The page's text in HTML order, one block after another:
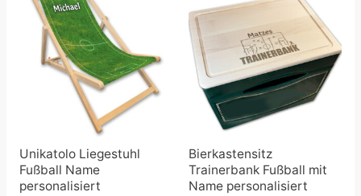
Unikatolo Liegestuhl
Fußball Name
personalisiert
Bierkastensitz
Trainerbank Fußball mit
Name personalisiert